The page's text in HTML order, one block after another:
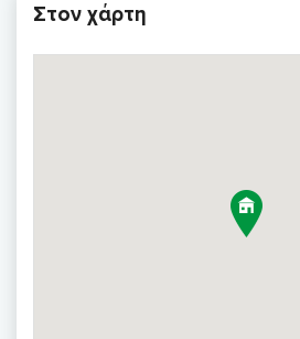
Στον χάρτη